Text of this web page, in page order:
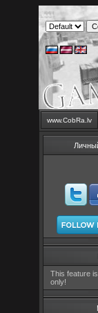
www.CobRa.lv
This feature
only!